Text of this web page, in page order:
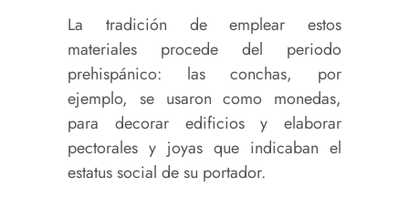
La tradición de emplear estos
materiales procede del periodo
prehispánico: las conchas, por
ejemplo, se usaron como monedas,
para decorar edificios y elaborar
pectorales y joyas que indicaban el
estatus social de su portador.